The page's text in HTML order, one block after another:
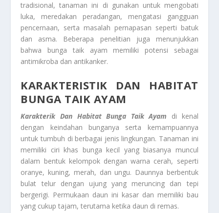
tradisional, tanaman ini di gunakan untuk mengobati
luka, meredakan peradangan, mengatasi gangguan
pencernaan, serta masalah pernapasan seperti batuk
dan asma. Beberapa penelitian juga menunjukkan
bahwa bunga taik ayam memiliki potensi sebagai
antimikroba dan antikanker.
KARAKTERISTIK DAN HABITAT
BUNGA TAIK AYAM
Karakterik Dan Habitat Bunga Taik Ayam di kenal
dengan keindahan bunganya serta kemampuannya
untuk tumbuh di berbagai jenis lingkungan. Tanaman ini
memiliki ciri khas bunga kecil yang biasanya muncul
dalam bentuk kelompok dengan warna cerah, seperti
oranye, kuning, merah, dan ungu. Daunnya berbentuk
bulat telur dengan ujung yang meruncing dan tepi
bergerigi. Permukaan daun ini kasar dan memiliki bau
yang cukup tajam, terutama ketika daun di remas.